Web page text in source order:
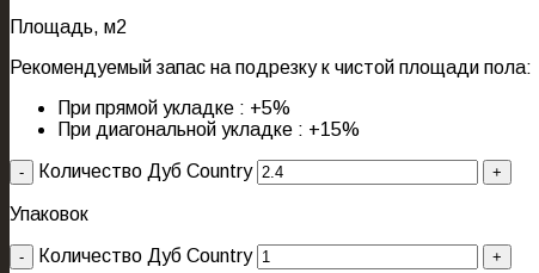
Площадь, м2
Рекомендуемый запас на подрезку к чистой площади пола:
При прямой укладке : +5%
При диагональной укладке : +15%
Количество Дуб Country
Упаковок
Количество Дуб Country